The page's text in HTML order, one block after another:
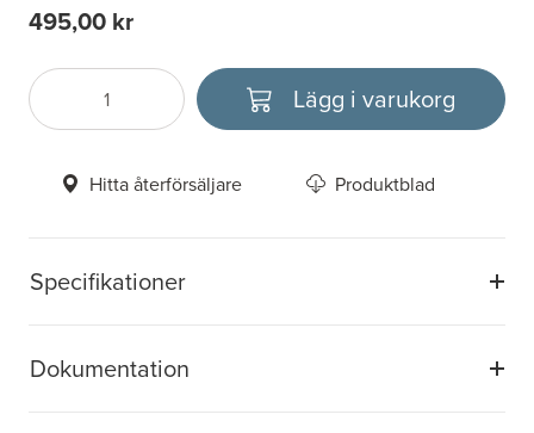
Specifikationer
Dokumentation
495,00 kr
Antal
Välj enhet Lägg i varukorg
Hitta återförsäljare Produktblad